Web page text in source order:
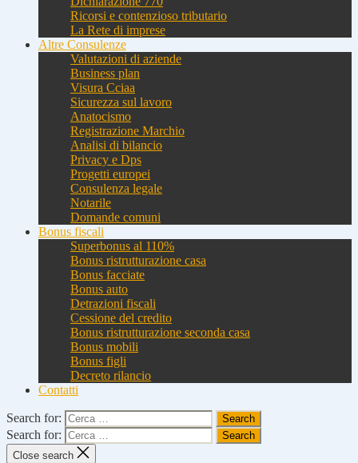
Ricorsi e contenzioso tributario
La Rete di imprese
Altre Consulenze
Valutazioni di aziende
Business plan
Visura Cciaa
Sicurezza sul lavoro
Anatocismo
Registrazione Marchio
Analisi di bilancio
Privacy e Dps
Progetti europei
Consulenza legale
Notarile
Domande comuni
Bonus fiscali
Superbonus al 110%
Bonus ristrutturazione casa
Bonus facciate
Bonus auto
Detrazioni fiscali
Cessione del credito
Bonus ristrutturazione seconda casa
Bonus mobili
Bonus figli
Decreto rilancio
Contatti
Search for:
Search for:
Close search